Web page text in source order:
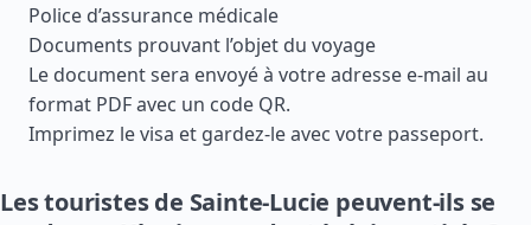
Police d’assurance médicale
Documents prouvant l’objet du voyage
Le document sera envoyé à votre adresse e-mail au
format PDF avec un code QR.
Imprimez le visa et gardez-le avec votre passeport.
Les touristes de Sainte-Lucie peuvent-ils se